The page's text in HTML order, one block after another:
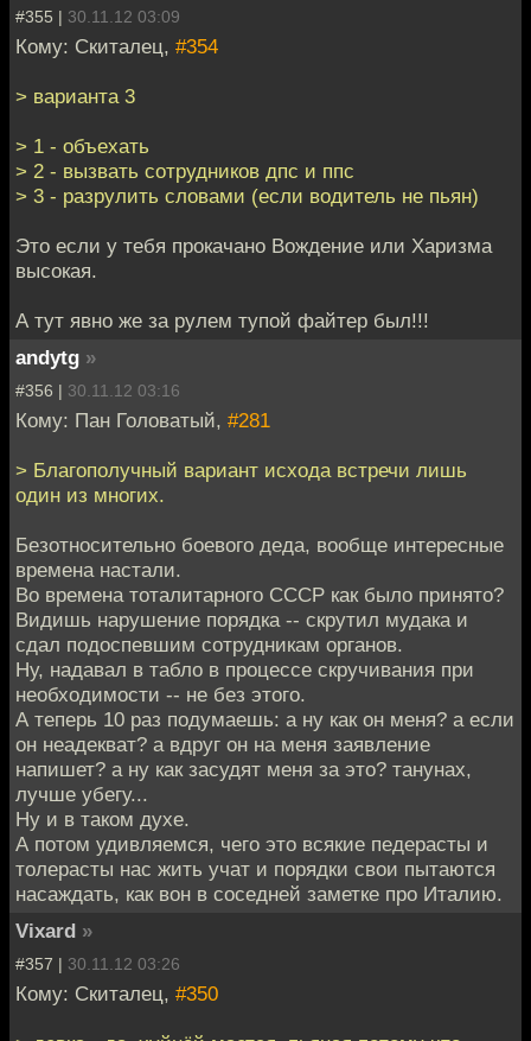
#355 | 30.11.12 03:09
Кому: Скиталец, #354
> варианта 3
> 1 - объехать
> 2 - вызвать сотрудников дпс и ппс
> 3 - разрулить словами (если водитель не пьян)
Это если у тебя прокачано Вождение или Харизма
высокая.
А тут явно же за рулем тупой файтер был!!!
andytg »
#356 | 30.11.12 03:16
Кому: Пан Головатый, #281
> Благополучный вариант исхода встречи лишь
один из многих.
Безотносительно боевого деда, вообще интересные
времена настали.
Во времена тоталитарного СССР как было принято?
Видишь нарушение порядка -- скрутил мудака и
сдал подоспевшим сотрудникам органов.
Ну, надавал в табло в процессе скручивания при
необходимости -- не без этого.
А теперь 10 раз подумаешь: а ну как он меня? а если
он неадекват? а вдруг он на меня заявление
напишет? а ну как засудят меня за это? танунах,
лучше убегу...
Ну и в таком духе.
А потом удивляемся, чего это всякие педерасты и
толерасты нас жить учат и порядки свои пытаются
насаждать, как вон в соседней заметке про Италию.
Vixard »
#357 | 30.11.12 03:26
Кому: Скиталец, #350